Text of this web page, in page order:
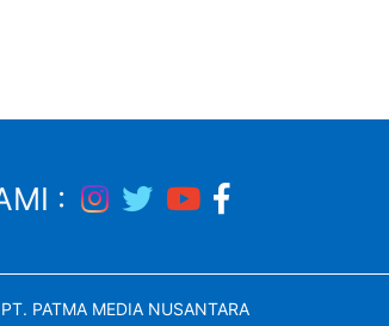
:
PATMA MEDIA NUSANTARA